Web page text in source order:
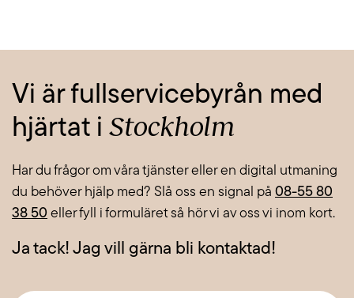
Vi är fullservicebyrån med
hjärtat i Stockholm
Har du frågor om våra tjänster eller en digital utmaning
du behöver hjälp med? Slå oss en signal på 08-55 80
38 50 eller fyll i formuläret så hör vi av oss vi inom kort.
Ja tack! Jag vill gärna bli kontaktad!